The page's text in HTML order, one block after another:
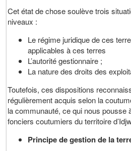
Cet état de chose soulève trois
niveaux :
Le régime juridique de ces
applicables à ces terres
L’autorité gestionnaire ;
La nature des droits des
Toutefois, ces dispositions
régulièrement acquis selon la
la communauté, ce qui nous pousse
fonciers coutumiers du territoire
Principe de gestion de la